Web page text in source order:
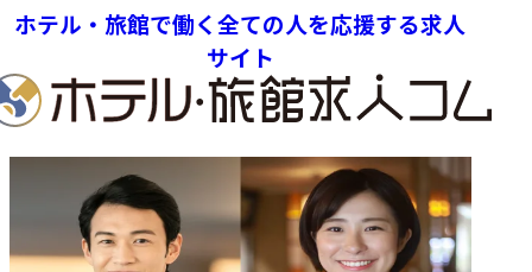
ホテル・旅館で働く全ての人を応援する求人
サイト